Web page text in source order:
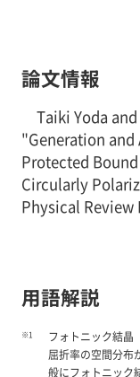
論文情報
Taiki Yoda
"Generation
Protected
Circularly
Physical Review
用語解説
※1
フォトニック結晶
屈折率の空間分布
般にフォトニック